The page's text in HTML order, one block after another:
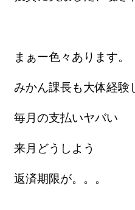
まぁー色々あります。
みかん課長も大体経験
毎月の支払いヤバい
来月どうしよう
返済期限が。。。